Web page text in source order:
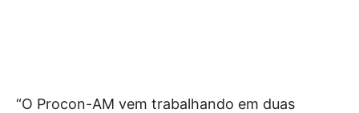
“O Procon-AM vem trabalhando em duas